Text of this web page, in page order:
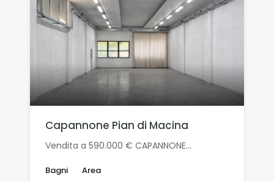
Capannone Pian di Macina
Vendita a 590.000 € CAPANNONE…
Bagni
Area